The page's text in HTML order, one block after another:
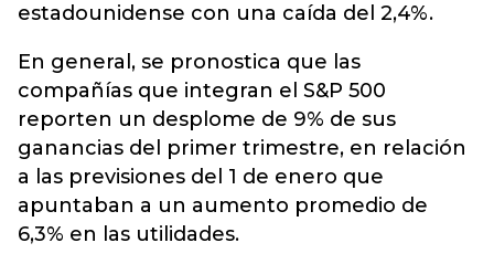
estadounidense con una caída del 2,4%.
En general, se pronostica que las
compañías que integran el S&P 500
reporten un desplome de 9% de sus
ganancias del primer trimestre, en relación
a las previsiones del 1 de enero que
apuntaban a un aumento promedio de
6,3% en las utilidades.